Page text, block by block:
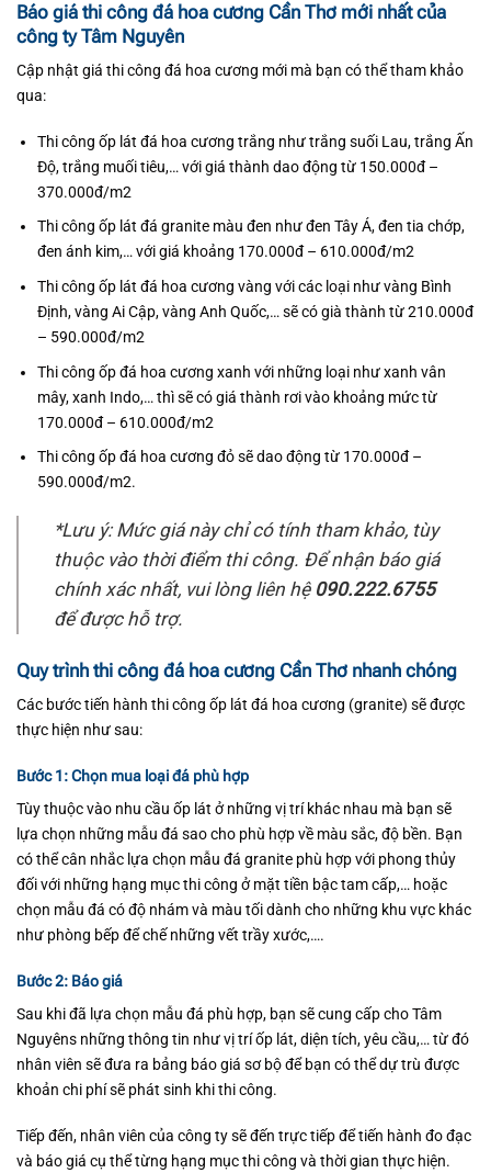
Báo giá thi công đá hoa cương Cần Thơ mới nhất của
công ty Tâm Nguyên
Cập nhật giá thi công đá hoa cương mới mà bạn có thể tham khảo
qua:
Thi công ốp lát đá hoa cương trắng như trắng suối Lau, trắng Ấn
Độ, trắng muối tiêu,… với giá thành dao động từ 150.000đ –
370.000đ/m2
Thi công ốp lát đá granite màu đen như đen Tây Á, đen tia chớp,
đen ánh kim,… với giá khoảng 170.000đ – 610.000đ/m2
Thi công ốp lát đá hoa cương vàng với các loại như vàng Bình
Định, vàng Ai Cập, vàng Anh Quốc,… sẽ có già thành từ 210.000đ
– 590.000đ/m2
Thi công ốp đá hoa cương xanh với những loại như xanh vân
mây, xanh Indo,… thì sẽ có giá thành rơi vào khoảng mức từ
170.000đ – 610.000đ/m2
Thi công ốp đá hoa cương đỏ sẽ dao động từ 170.000đ –
590.000đ/m2.
*Lưu ý: Mức giá này chỉ có tính tham khảo, tùy
thuộc vào thời điểm thi công. Để nhận báo giá
chính xác nhất, vui lòng liên hệ 090.222.6755
để được hỗ trợ.
Quy trình thi công đá hoa cương Cần Thơ nhanh chóng
Các bước tiến hành thi công ốp lát đá hoa cương (granite) sẽ được
thực hiện như sau:
Bước 1: Chọn mua loại đá phù hợp
Tùy thuộc vào nhu cầu ốp lát ở những vị trí khác nhau mà bạn sẽ
lựa chọn những mẫu đá sao cho phù hợp về màu sắc, độ bền. Bạn
có thể cân nhắc lựa chọn mẫu đá granite phù hợp với phong thủy
đối với những hạng mục thi công ở mặt tiền bậc tam cấp,… hoặc
chọn mẫu đá có độ nhám và màu tối dành cho những khu vực khác
như phòng bếp để chế những vết trầy xước,….
Bước 2: Báo giá
Sau khi đã lựa chọn mẫu đá phù hợp, bạn sẽ cung cấp cho Tâm
Nguyêns những thông tin như vị trí ốp lát, diện tích, yêu cầu,… từ đó
nhân viên sẽ đưa ra bảng báo giá sơ bộ để bạn có thể dự trù được
khoản chi phí sẽ phát sinh khi thi công.
Tiếp đến, nhân viên của công ty sẽ đến trực tiếp để tiến hành đo đạc
và báo giá cụ thể từng hạng mục thi công và thời gian thực hiện.